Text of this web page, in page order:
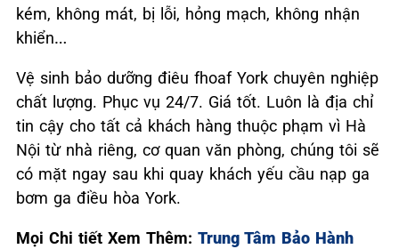
kém, không mát, bị lỗi, hỏng mạch, không nhận
khiển…
Vệ sinh bảo dưỡng điêu fhoaf York chuyên nghiệp
chất lượng. Phục vụ 24/7. Giá tốt. Luôn là địa chỉ
tin cậy cho tất cả khách hàng thuộc phạm vì Hà
Nội từ nhà riêng, cơ quan văn phòng, chúng tôi sẽ
có mặt ngay sau khi quay khách yếu cầu nạp ga
bơm ga điều hòa York.
Mọi Chi tiết Xem Thêm: Trung Tâm Bảo Hành